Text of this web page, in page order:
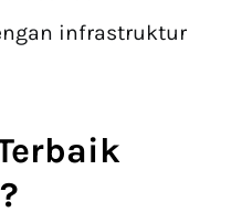
infrastruktur